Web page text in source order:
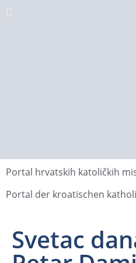
Portal hrvatskih katoličkih
Portal der kroatischen
Svetac